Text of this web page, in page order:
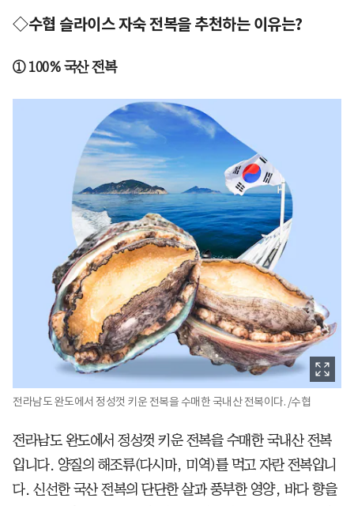
◇수협 슬라이스 자숙 전복을 추천하는 이유는?
① 100% 국산 전복
전라남도 완도에서 정성껏 키운 전복을 수매한 국내산 전복이다. /수협
전라남도 완도에서 정성껏 키운 전복을 수매한 국내산 전복
입니다. 양질의 해조류(다시마, 미역)를 먹고 자란 전복입니
다. 신선한 국산 전복의 단단한 살과 풍부한 영양, 바다 향을